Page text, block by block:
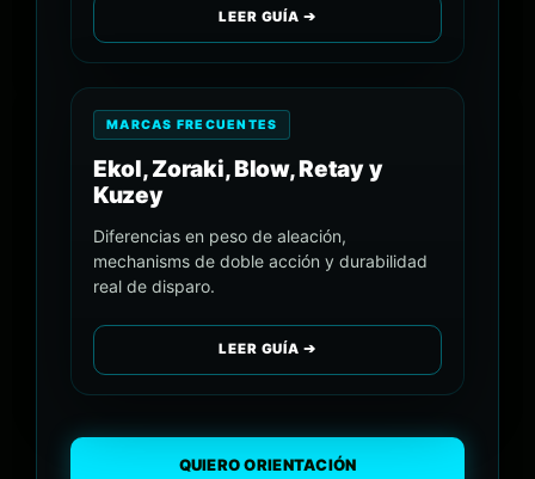
LEER GUÍA ➔
MARCAS FRECUENTES
Ekol, Zoraki, Blow, Retay y
Kuzey
Diferencias en peso de aleación,
mechanisms de doble acción y durabilidad
real de disparo.
LEER GUÍA ➔
QUIERO ORIENTACIÓN